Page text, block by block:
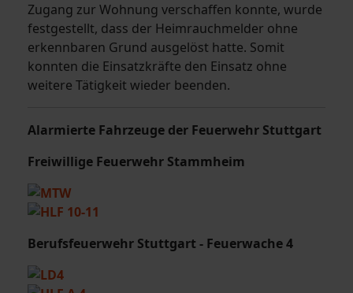
Zugang zur Wohnung verschaffen konnte, wurde
festgestellt, dass der Heimrauchmelder ohne
erkennbaren Grund ausgelöst hatte. Somit
konnten die Einsatzkräfte den Einsatz ohne
weitere Tätigkeit wieder beenden.
Alarmierte Fahrzeuge der Feuerwehr Stuttgart
Freiwillige Feuerwehr Stammheim
Berufsfeuerwehr Stuttgart - Feuerwache 4